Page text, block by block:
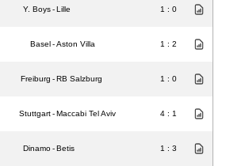
Y. Boys-Lille 1 : 0
Basel-Aston Villa 1 : 2
Freiburg -RB Salzburg 1 : 0
Stuttgart-Maccabi Tel Aviv 4 : 1
Dinamo-Betis 1 : 3